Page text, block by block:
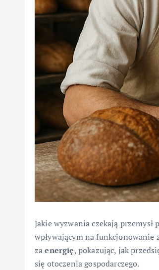
Jakie wyzwania czekają
wpływającym na funkcjonowanie
zaenergię, pokazując, jak
się otoczenia gospodarczego.